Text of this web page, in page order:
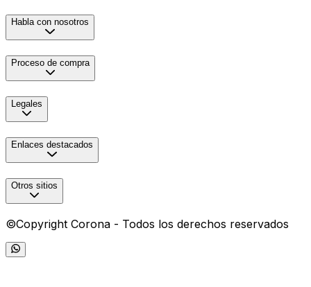
Habla con nosotros
Proceso de compra
Legales
Enlaces destacados
Otros sitios
©Copyright Corona - Todos los derechos reservados